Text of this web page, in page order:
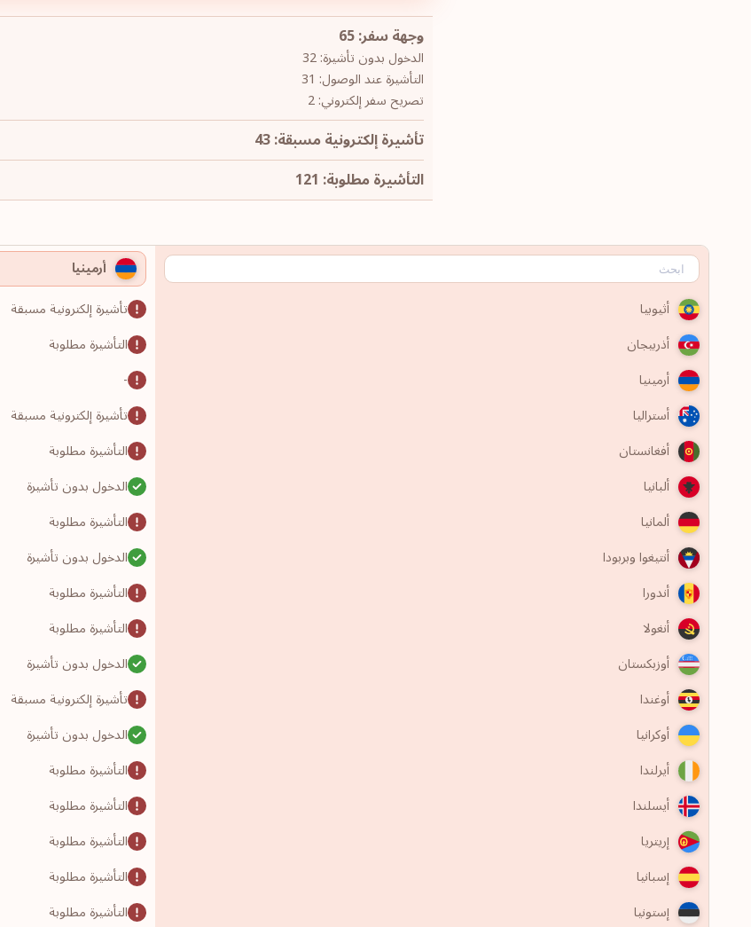
وجهة سفر: 65
الدخول بدون تأشيرة: 32
التأشيرة عند الوصول: 31
تصريح سفر إلكتروني: 2
تأشيرة إلكترونية مسبقة: 43
التأشيرة مطلوبة: 121
أرمينيا
أثيوبيا
تأشيرة إلكترونية مسبقة
أذربيجان
التأشيرة مطلوبة
أرمينيا
-
أستراليا
تأشيرة إلكترونية مسبقة
أفغانستان
التأشيرة مطلوبة
ألبانيا
الدخول بدون تأشيرة
ألمانيا
التأشيرة مطلوبة
أنتيغوا وبربودا
الدخول بدون تأشيرة
أندورا
التأشيرة مطلوبة
أنغولا
التأشيرة مطلوبة
أوزبكستان
الدخول بدون تأشيرة
أوغندا
تأشيرة إلكترونية مسبقة
أوكرانيا
الدخول بدون تأشيرة
أيرلندا
التأشيرة مطلوبة
أيسلندا
التأشيرة مطلوبة
إريتريا
التأشيرة مطلوبة
إسبانيا
التأشيرة مطلوبة
إستونيا
التأشيرة مطلوبة